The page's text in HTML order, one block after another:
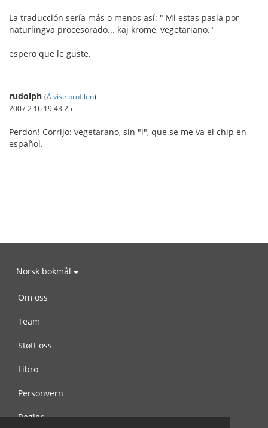
La traducción sería más o menos así: " Mi estas pasia por
naturlingva procesorado... kaj krome, vegetariano."
espero que le guste.
rudolph (Å vise profilen)
2007 2 16 19:43:25
Perdon! Corrijo: vegetarano, sin "i", que se me va el chip en
español.
Norsk bokmål
Om oss
Team
Støtt oss
Libro
Personvern
Regler